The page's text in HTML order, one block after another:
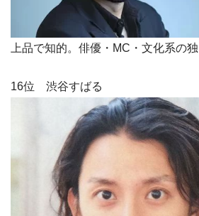
上品で知的。俳優・MC・文化系の
16位 渋谷すばる